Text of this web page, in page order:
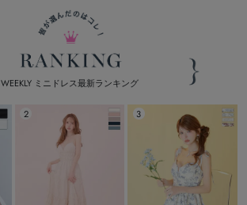
WEEKLY ミニドレス最新ランキング